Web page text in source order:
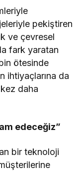
pekiştiren
ve çevresel
fark yaratan
ötesinde
ihtiyaçlarına da
daha
edeceğiz”
bir teknoloji